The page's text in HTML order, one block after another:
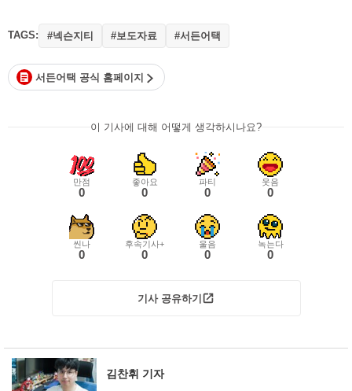
TAGS: #넥슨지티 #보도자료 #서든어택
서든어택 공식 홈페이지
이 기사에 대해 어떻게 생각하시나요?
만점
0
좋아요
0
파티
0
웃음
0
씬나
0
후속기사+
0
울음
0
녹는다
0
기사 공유하기
김찬휘 기자